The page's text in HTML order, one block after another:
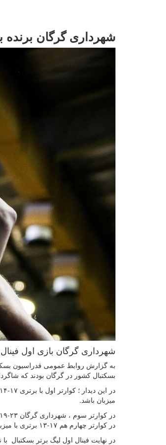
شهرداری گرگان برنده
شهرداری گرگان بازی اول
به گزارش روابط عمومی فدراسیون
بسکتبال کشور در گرگان بودند که
میزبان باشد.
در کوارتر سوم ، شهرداری گرگان ۲۳-۱۹ پیروز شد.
در کوارتر چهارم هم ۱۷-۱۳ برتری با میزبان بود.
در نهایت فینال اول لیگ برتر بسکتبال با نتیجه ۷۳-۵۸ به سود شهرداری گرگان